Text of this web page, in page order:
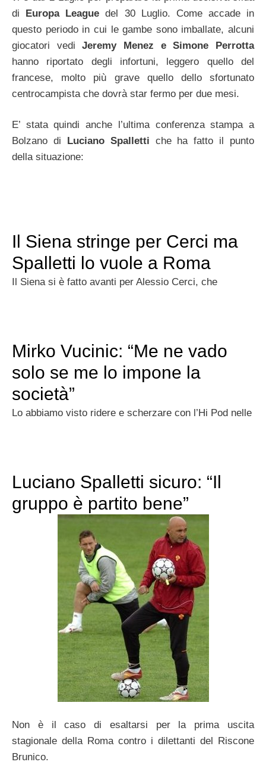
di Europa League del 30 Luglio. Come accade in
questo periodo in cui le gambe sono imballate, alcuni
giocatori vediJeremy Menez e Simone Perrotta
hanno riportato degli infortuni, leggero quello del
francese, molto più grave quello dello sfortunato
centrocampista che dovrà star fermo per due mesi.
E’ stata quindi anche l’ultima conferenza stampa a
Bolzano di
Luciano Spalletti che ha fatto il punto
della situazione:
Il Siena stringe per Cerci ma
Spalletti lo vuole a Roma
Il Siena si è fatto avanti per Alessio Cerci, che
Mirko Vucinic: “Me ne vado
solo se me lo impone la
società”
Lo abbiamo visto ridere e scherzare con l’Hi Pod nelle
Luciano Spalletti sicuro: “Il
gruppo è partito bene”
Non è il caso di esaltarsi per la prima uscita
stagionale della Roma contro i dilettanti del Riscone
Brunico.